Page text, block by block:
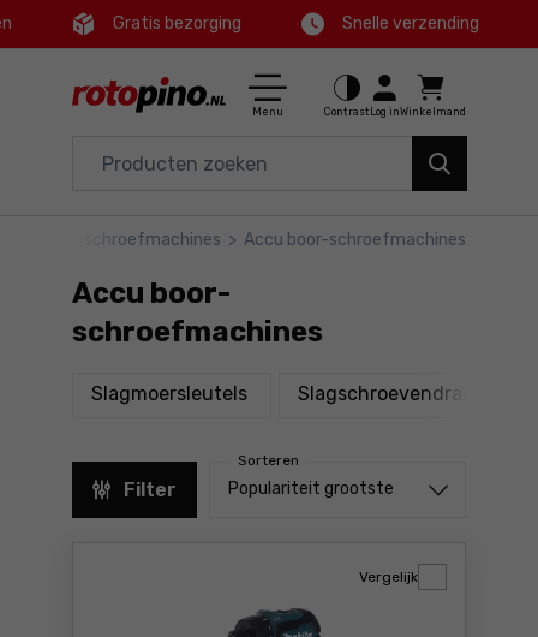
Ctrl
Hoofdmenu
Filters
Producten
Voettekst
Sitemap
Gratis bezorging Snelle verzending
Menu Contrast Log inWinkelmand
Huis en tuin
Aanbiedingen
Boor-schroefmachines > Accu boor-schroefmachines
Accu boor-
schroefmachines
Slagmoersleutels producten
Slagschroevendraaiers
Filter
Sorteren
Sorteren uit
Populariteit grootste
Vergelijk